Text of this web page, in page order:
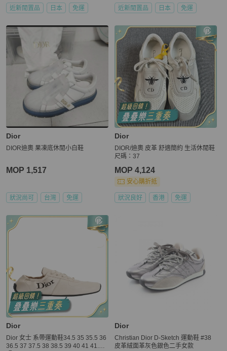
近新閒置品 日本 免運 近新閒置品 日本 免運
Dior
DIOR迪奧 果凍底休閒小白鞋
MOP 1,517
狀況尚可 台灣 免運
Dior
DIOR/迪奧 皮革 舒適簡約 生活休閒鞋
尺碼：37
MOP 4,124
安心購折抵
狀況良好 香港 免運
Dior
Dior 女士 系帶運動鞋34.5 35 35.5 36
36.5 37 37.5 38 38.5 39 40 41 41.5
Dior
Christian Dior D-Sketch 運動鞋 #38
皮革絨面革灰色銀色二手女款